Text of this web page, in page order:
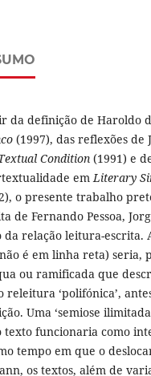
da definição de Haroldo
(1997), das reflexões
Condition (1991) e
emLiterary
o presente trabalho
de Fernando Pessoa,
da relação leitura-escrita.
é em linha reta) seria,
ou ramificada que
releitura ‘polifónica’,
Uma ‘semiose
texto funcionaria como
tempo em que o
os textos, além de